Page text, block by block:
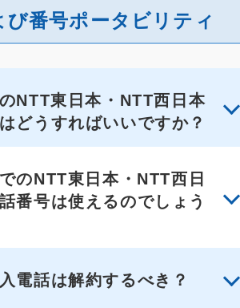
び番号ポータビリティ
NTT東日本・NTT西日本
どうすればいいですか？
のNTT東日本・NTT西日
番号は使えるのでしょう
電話は解約するべき？